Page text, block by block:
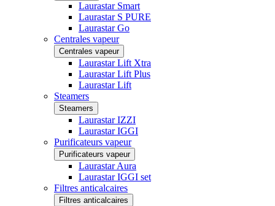
Laurastar Smart
Laurastar S PURE
Laurastar Go
Centrales vapeur
Centrales vapeur
Laurastar Lift Xtra
Laurastar Lift Plus
Laurastar Lift
Steamers
Steamers
Laurastar IZZI
Laurastar IGGI
Purificateurs vapeur
Purificateurs vapeur
Laurastar Aura
Laurastar IGGI set
Filtres anticalcaires
Filtres anticalcaires